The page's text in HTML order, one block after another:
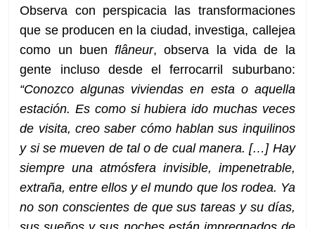
Observa con perspicacia las transformaciones
que se producen en la ciudad, investiga, callejea
como un buenflâneur, observa la vida de la
gente incluso desde el ferrocarril suburbano:
“Conozco algunas viviendas en esta o aquella
estación. Es como si hubiera ido muchas veces
de visita, creo saber cómo hablan sus inquilinos
y si se mueven de tal o de cual manera. […] Hay
siempre una atmósfera invisible, impenetrable,
extraña, entre ellos y el mundo que los rodea. Ya
no son conscientes de que sus tareas y su días,